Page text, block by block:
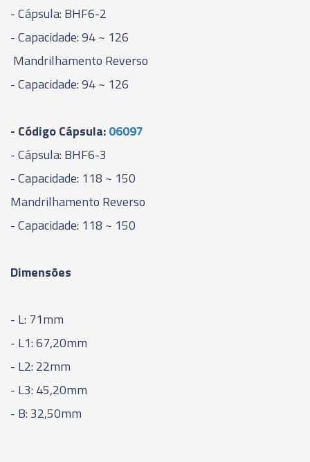
- Cápsula: BHF6-2
- Capacidade: 94 ~ 126
Mandrilhamento Reverso
- Capacidade: 94 ~ 126
- Código Cápsula:06097
- Cápsula: BHF6-3
- Capacidade: 118 ~ 150
Mandrilhamento Reverso
- Capacidade: 118 ~ 150
Dimensões
- L: 71mm
- L1: 67,20mm
- L2: 22mm
- L3: 45,20mm
- B: 32,50mm